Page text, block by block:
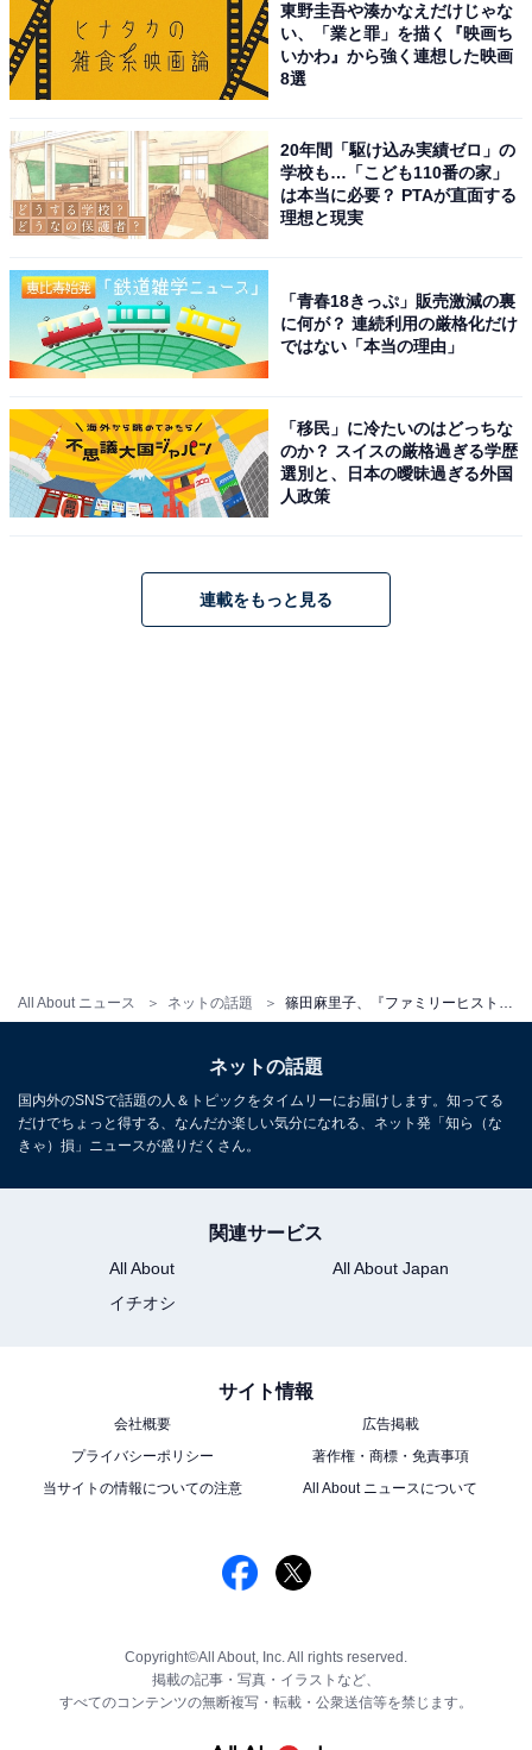
All About ニュース ネットの話題
東野圭吾や湊かなえだけじゃな
い、「業と罪」を描く『映画ち
いかわ』から強く連想した映画
8選
20年間「駆け込み実績ゼロ」の
学校も…「こども110番の家」
は本当に必要？ PTAが直面する
理想と現実
「青春18きっぷ」販売激減の裏
に何が？ 連続利用の厳格化だけ
ではない「本当の理由」
「移民」に冷たいのはどっちな
のか？ スイスの厳格過ぎる学歴
選別と、日本の曖昧過ぎる外国
人政策
連載をもっと見る
ネットの話題
国内外のSNSで話題の人＆トピックをタイムリーにお届けします。知ってる
だけでちょっと得する、なんだか楽しい気分になれる、ネット発「知ら（な
きゃ）損」ニュースが盛りだくさん。
関連サービス
All About
All About Japan
イチオシ
サイト情報
会社概要
広告掲載
プライバシーポリシー
著作権・商標・免責事項
当サイトの情報についての注意
All About ニュースについて
Copyright©All About, Inc. All rights reserved.
掲載の記事・写真・イラストなど、
すべてのコンテンツの無断複写・転載・公衆送信等を禁じます。